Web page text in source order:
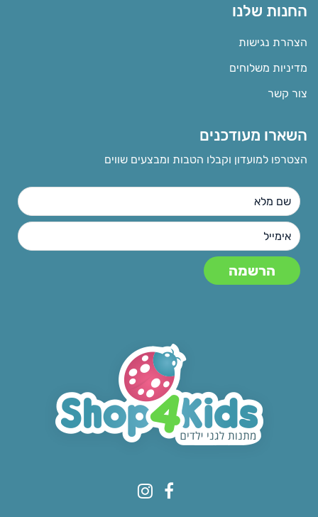
החנות שלנו
הצהרת נגישות
מדיניות משלוחים
צור קשר
השארו מעודכנים
הצטרפו למועדון וקבלו הטבות ומבצעים שווים